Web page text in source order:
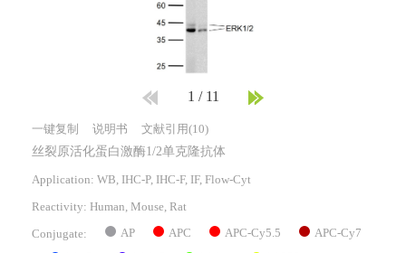
1 / 11
一键复制 说明书 文献引用(10)
丝裂原活化蛋白激酶1/2单克隆抗体
Application: WB, IHC-P, IHC-F, IF, Flow-Cyt
Reactivity: Human, Mouse, Rat
Conjugate: AP APC APC-Cy5.5 APC-Cy7